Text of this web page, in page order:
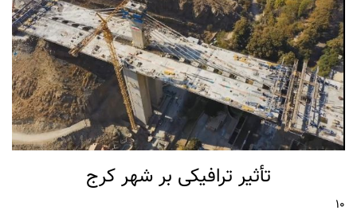
تأثیر ترافیکی بر شهر کرج
10